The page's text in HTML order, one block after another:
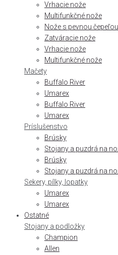
Vrhacie nože
Multifunkčné nože
Nože s pevnou čepeľou
Zatváracie nože
Vrhacie nože
Multifunkčné nože
Mačety
Buffalo River
Umarex
Buffalo River
Umarex
Príslušenstvo
Brúsky
Stojany a puzdrá na
Brúsky
Stojany a puzdrá na
Sekery, pílky, lopatky
Umarex
Umarex
Ostatné
Stojany a podložky
Champion
Allen